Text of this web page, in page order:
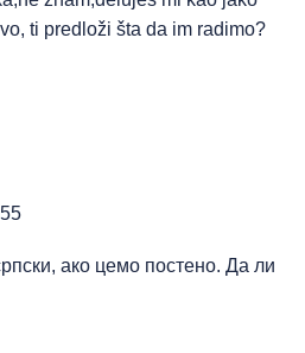
ti predloži šta da im radimo?
ако цемо постено. Да ли